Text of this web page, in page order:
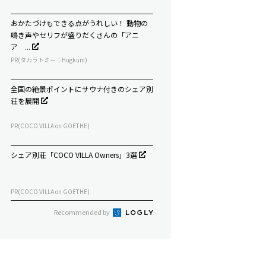
おかたづけもできる点がうれしい！ 動物の
鳴き声やセリフが盛りだくさんの「アニ
ア ...
PR(タカラトミー｜Hugkum)
全国の絶景ポイントにサウナ付きのシェア別
荘を展開
PR(COCO VILLA on GOETHE)
シェア別荘「COCO VILLA Owners」3選
PR(COCO VILLA on GOETHE)
Recommended by